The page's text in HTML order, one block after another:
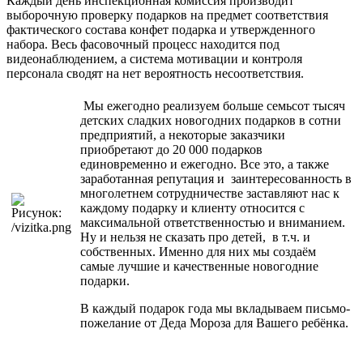
выборочную проверку подарков на предмет соответствия
фактического состава конфет подарка и утвержденного
набора. Весь фасовочный процесс находится под
видеонаблюдением, а система мотивации и контроля
персонала сводят на нет вероятность несоответствия.
Мы ежегодно реализуем больше семьсот тысяч
детских сладких новогодних подарков в сотни
предприятий, а некоторые заказчики
приобретают до 20 000 подарков
единовременно и ежегодно. Все это, а также
заработанная репутация и заинтересованность в
многолетнем сотрудничестве заставляют нас к
каждому подарку и клиенту относится с
максимальной ответственностью и вниманием.
Ну и нельзя не сказать про детей, в т.ч. и
собственных. Именно для них мы создаём
самые лучшие и качественные новогодние
подарки.
В каждый подарок года мы вкладываем письмо-
пожелание от Деда Мороза для Вашего ребёнка.